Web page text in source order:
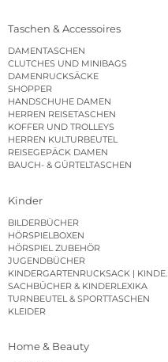
Taschen & Accessoires
DAMENTASCHEN
CLUTCHES UND MINIBAGS
DAMENRUCKSÄCKE
SHOPPER
HANDSCHUHE DAMEN
HERREN REISETASCHEN
KOFFER UND TROLLEYS
HERREN KULTURBEUTEL
REISEGEPÄCK DAMEN
BAUCH- & GÜRTELTASCHEN
Kinder
BILDERBÜCHER
HÖRSPIELBOXEN
HÖRSPIEL ZUBEHÖR
JUGENDBÜCHER
SACHBÜCHER & KINDERLEXIKA
TURNBEUTEL & SPORTTASCHEN
KLEIDER
Home & Beauty